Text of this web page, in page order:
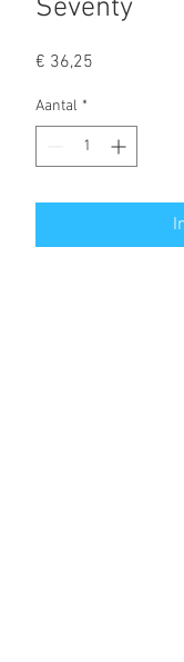
Seventy
€ 36,25
Aantal *